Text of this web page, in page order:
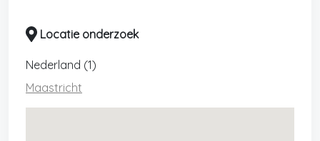
Locatie onderzoek
Nederland (1)
Maastricht